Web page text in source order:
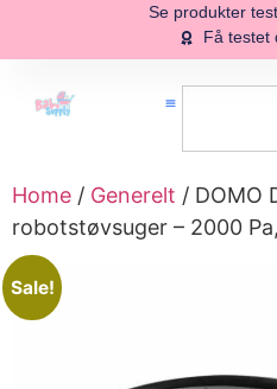
Se produkter
Få testet
Home / Generelt / DOMO
robotstøvsuger – 2000
Sale!